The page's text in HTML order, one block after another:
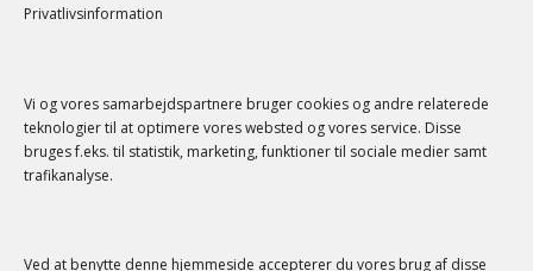
Privatlivsinformation
Vi og vores samarbejdspartnere bruger cookies og andre relaterede
teknologier til at optimere vores websted og vores service. Disse
bruges f.eks. til statistik, marketing, funktioner til sociale medier samt
trafikanalyse.
Ved at benytte denne hjemmeside accepterer du vores brug af disse
just a test
SENESTE KOMMENTARER